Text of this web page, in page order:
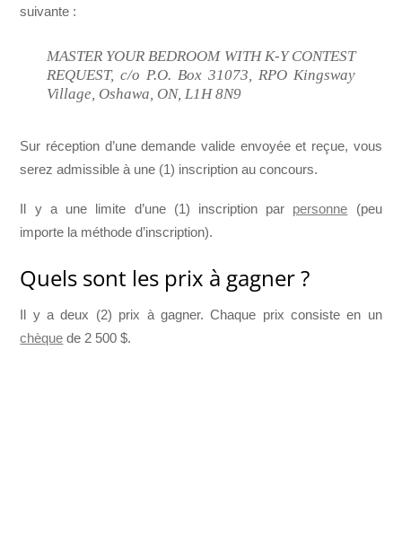
suivante :
MASTER YOUR BEDROOM WITH K-Y CONTEST
REQUEST, c/o P.O. Box 31073, RPO Kingsway
Village, Oshawa, ON, L1H 8N9
Sur réception d’une demande valide envoyée et reçue, vous
serez admissible à une (1) inscription au concours.
Il y a une limite d’une (1) inscription par personne (peu
importe la méthode d’inscription).
Quels sont les prix à gagner ?
Il y a deux (2) prix à gagner. Chaque prix consiste en un
chèque de 2 500 $.